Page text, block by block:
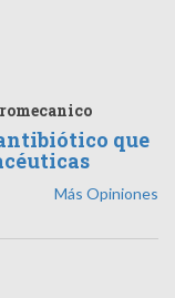
que
Más Opiniones